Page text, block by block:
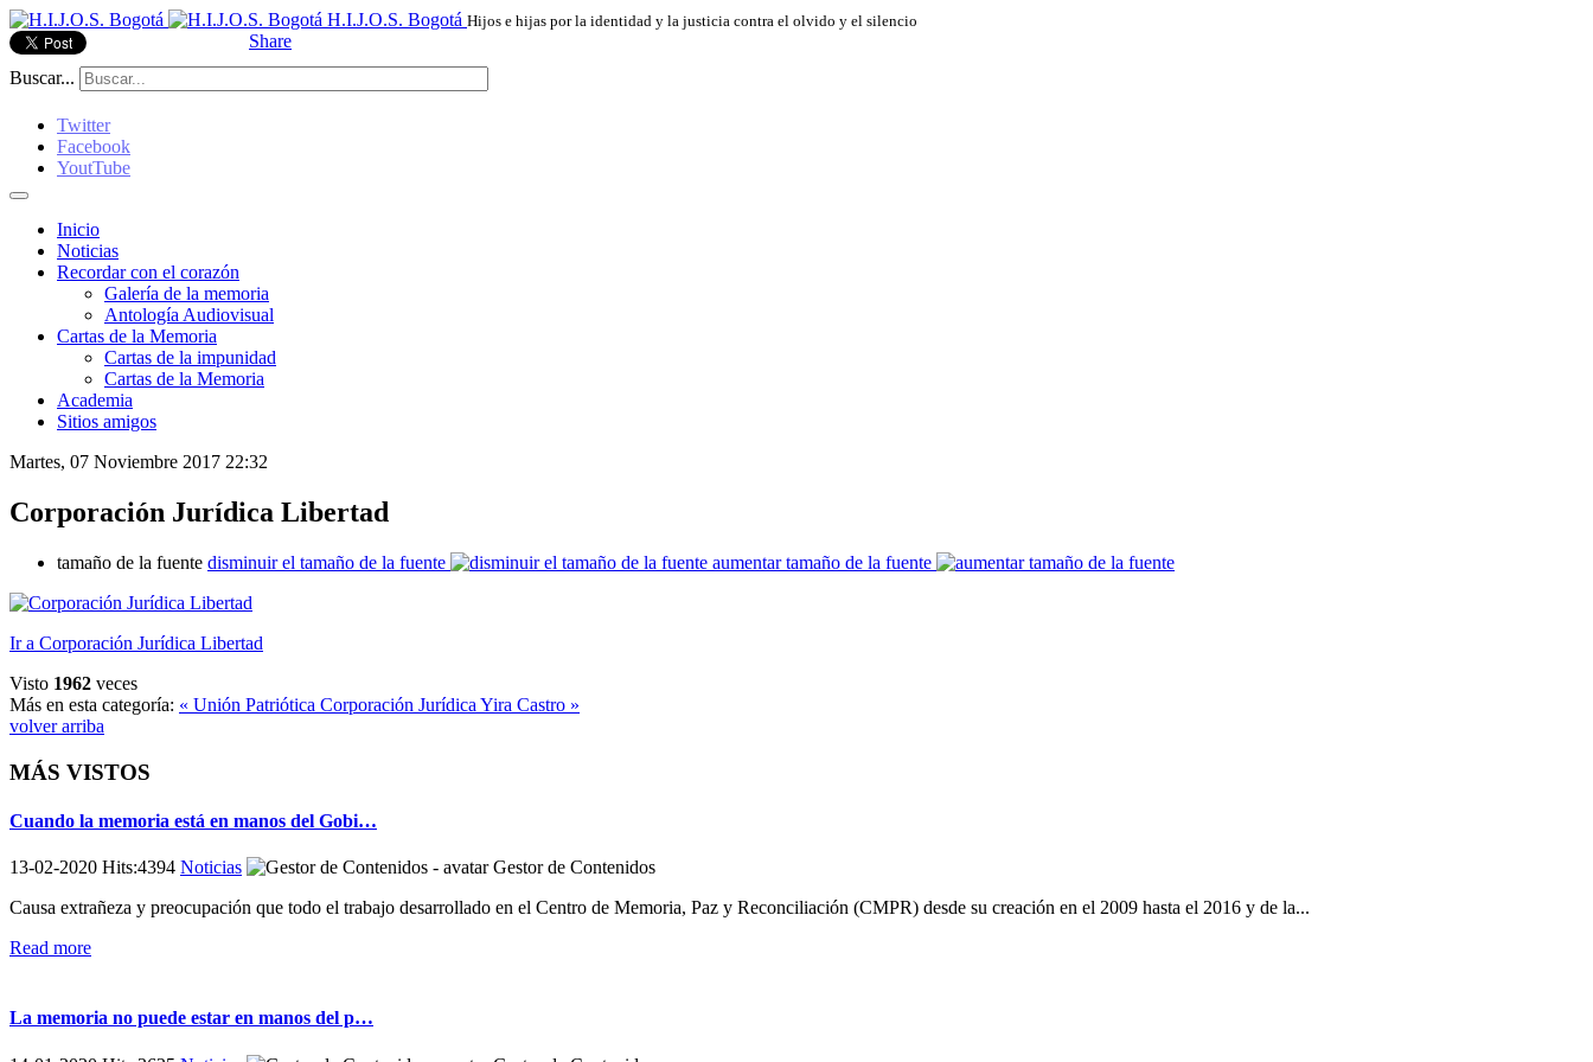
H.I.J.O.S. Bogotá Hijos e hijas por la identidad y la justicia contra el olvido y el silencio
Share
Buscar...
Twitter
Facebook
YoutTube
Inicio
Noticias
Recordar con el corazón
Galería de la memoria
Antología Audiovisual
Cartas de la Memoria
Cartas de la impunidad
Cartas de la Memoria
Academia
Sitios amigos
Martes, 07 Noviembre 2017 22:32
Corporación Jurídica Libertad
tamaño de la fuente disminuir el tamaño de la fuente aumentar tamaño de la fuente
Ir a Corporación Jurídica Libertad
Visto 1962 veces
Más en esta categoría: « Unión Patriótica Corporación Jurídica Yira Castro »
volver arriba
MÁS VISTOS
Cuando la memoria está en manos del Gobi…
13-02-2020 Hits:4394 Noticias
Gestor de Contenidos
Causa extrañeza y preocupación que todo el trabajo desarrollado en el Centro de Memoria, Paz y Reconciliación (CMPR) desde su creación en el 2009 hasta el 2016 y de la...
Read more
La memoria no puede estar en manos del p…